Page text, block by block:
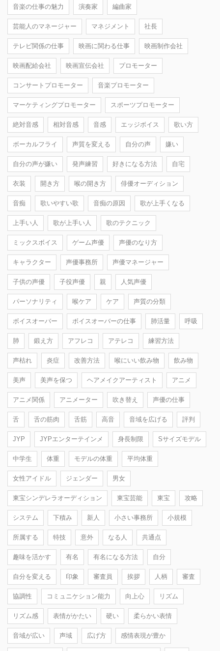
音楽の仕事の魅力 演奏家 編曲家
芸能人のマネージャー マネジメント 社長
テレビ関係の仕事 映画に関わる仕事 映画制作会社
映画配給会社 映画宣伝会社 プロモーター
コンサートプロモーター 音楽プロモーター
マーケティングプロモーター スポーツプロモーター
絶対音感 相対音感 音感 エッジボイス 歌い方
ボーカルフライ 声質を変える 自分の声 嫌い
自分の声が嫌い 発声練習 好きになる方法 自宅
衣装 開き方 喉の開き方 俳優オーディション
音痴 歌いやすい歌 音痴の原因 歌が上手くなる
上手い人 歌が上手い人 歌のテクニック
ミックスボイス ゲーム声優 声優のなり方
キャラクター 声優事務所 声優マネージャー
子供の声優 子役声優 親 人気声優
パーソナリティ 喉ケア ケア 声質の分類
ボイスオーバー ボイスオーバーの仕事 肺活量 呼吸
肺 鍛え方 アフレコ アテレコ 練習方法
声枯れ 炎症 改善方法 喉にいい飲み物 飲み物
美声 美声を保つ ヘアメイクアーティスト アニメ
アニメ関係 アニメーター 吹き替え 声優の仕事
舌 舌の筋肉 舌筋 高音 音域を広げる 評判
JYP JYPエンターテインメ 身長制限 Sサイズモデル
中学生 体重 モデルの体重 平均体重
女性アイドル ジェンダー 男女
東宝シンデレラオーディション 東宝芸能 東宝 攻略
システム 下積み 新人 小さい事務所 小規模
所属する 特技 意外 なる人 共通点
趣味を活かす 有名 有名になる方法 自分
自分を変える 印象 審査員 挨拶 人柄 審査
協調性 コミュニケション能力 向上心 リズム
リズム感 表情がかたい 硬い 柔らかい表情
音域が広い 声域 広げ方 感情表現が豊か